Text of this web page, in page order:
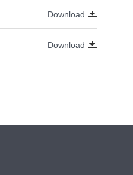
Download
Download